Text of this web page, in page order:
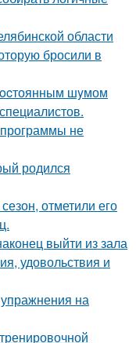
области
бросили в
шyмом
не
родился
отметили его
выйти из зала
удовольствия и
на